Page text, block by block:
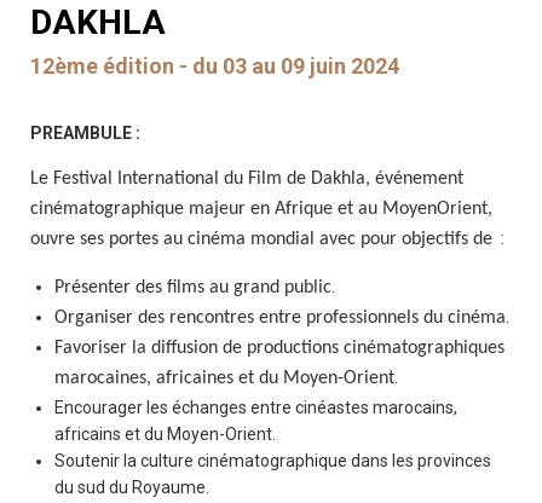
DAKHLA
12ème édition - du 03 au 09 juin 2024
PREAMBULE :
Le Festival International du Film de Dakhla, événement
cinématographique majeur en Afrique et au MoyenOrient,
ouvre ses portes au cinéma mondial avec pour objectifs de :
Présenter des films au grand public
Organiser des rencontres entre professionnels du cinéma
Favoriser la diffusion de productions cinématographiques
marocaines, africaines et du Moyen-Orient
Encourager les échanges entre cinéastes marocains,
africains et du Moyen-Orient.
Soutenir la culture cinématographique dans les provinces
du sud du Royaume.